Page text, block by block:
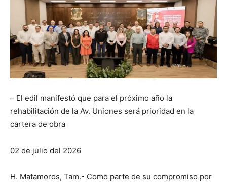
– El edil manifestó que para el próximo año la
rehabilitación de la Av. Uniones será prioridad en la
cartera de obra
02 de julio del 2026
H. Matamoros, Tam.- Como parte de su compromiso por